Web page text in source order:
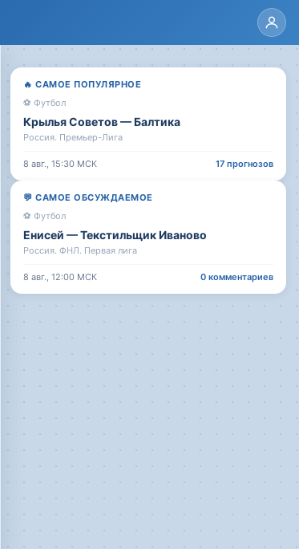
🔥 САМОЕ ПОПУЛЯРНОЕ
⚽ Футбол
Крылья Советов—Балтика
Россия. Премьер-Лига
8 авг., 15:30 МСК 17 прогнозов
💬 САМОЕ ОБСУЖДАЕМОЕ
⚽ Футбол
Енисей —Текстильщик Иваново
Россия. ФНЛ. Первая лига
8 авг., 12:00 МСК 0 комментариев